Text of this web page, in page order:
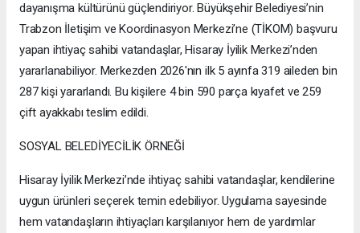
dayanışma kültürünü güçlendiriyor. Büyükşehir Belediyesi’nin
Trabzon İletişim ve Koordinasyon Merkezi’ne (TİKOM) başvuru
yapan ihtiyaç sahibi vatandaşlar, Hisaray İyilik Merkezi’nden
yararlanabiliyor. Merkezden 2026'nın ilk 5 ayınfa 319 aileden bin
287 kişi yararlandı. Bu kişilere 4 bin 590 parça kıyafet ve 259
çift ayakkabı teslim edildi.
SOSYAL BELEDİYECİLİK ÖRNEĞİ
Hisaray İyilik Merkezi’nde ihtiyaç sahibi vatandaşlar, kendilerine
uygun ürünleri seçerek temin edebiliyor. Uygulama sayesinde
hem vatandaşların ihtiyaçları karşılanıyor hem de yardımlar